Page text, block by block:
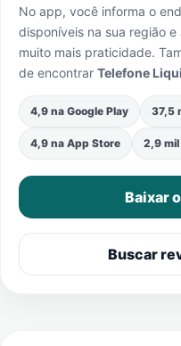
No app, você informa o
disponíveis na sua região
muito mais praticidade.
de encontrar Telefone
4,9 na Google Play 37,5
4,9 na App Store 2,9 mil
Baixar
Buscar